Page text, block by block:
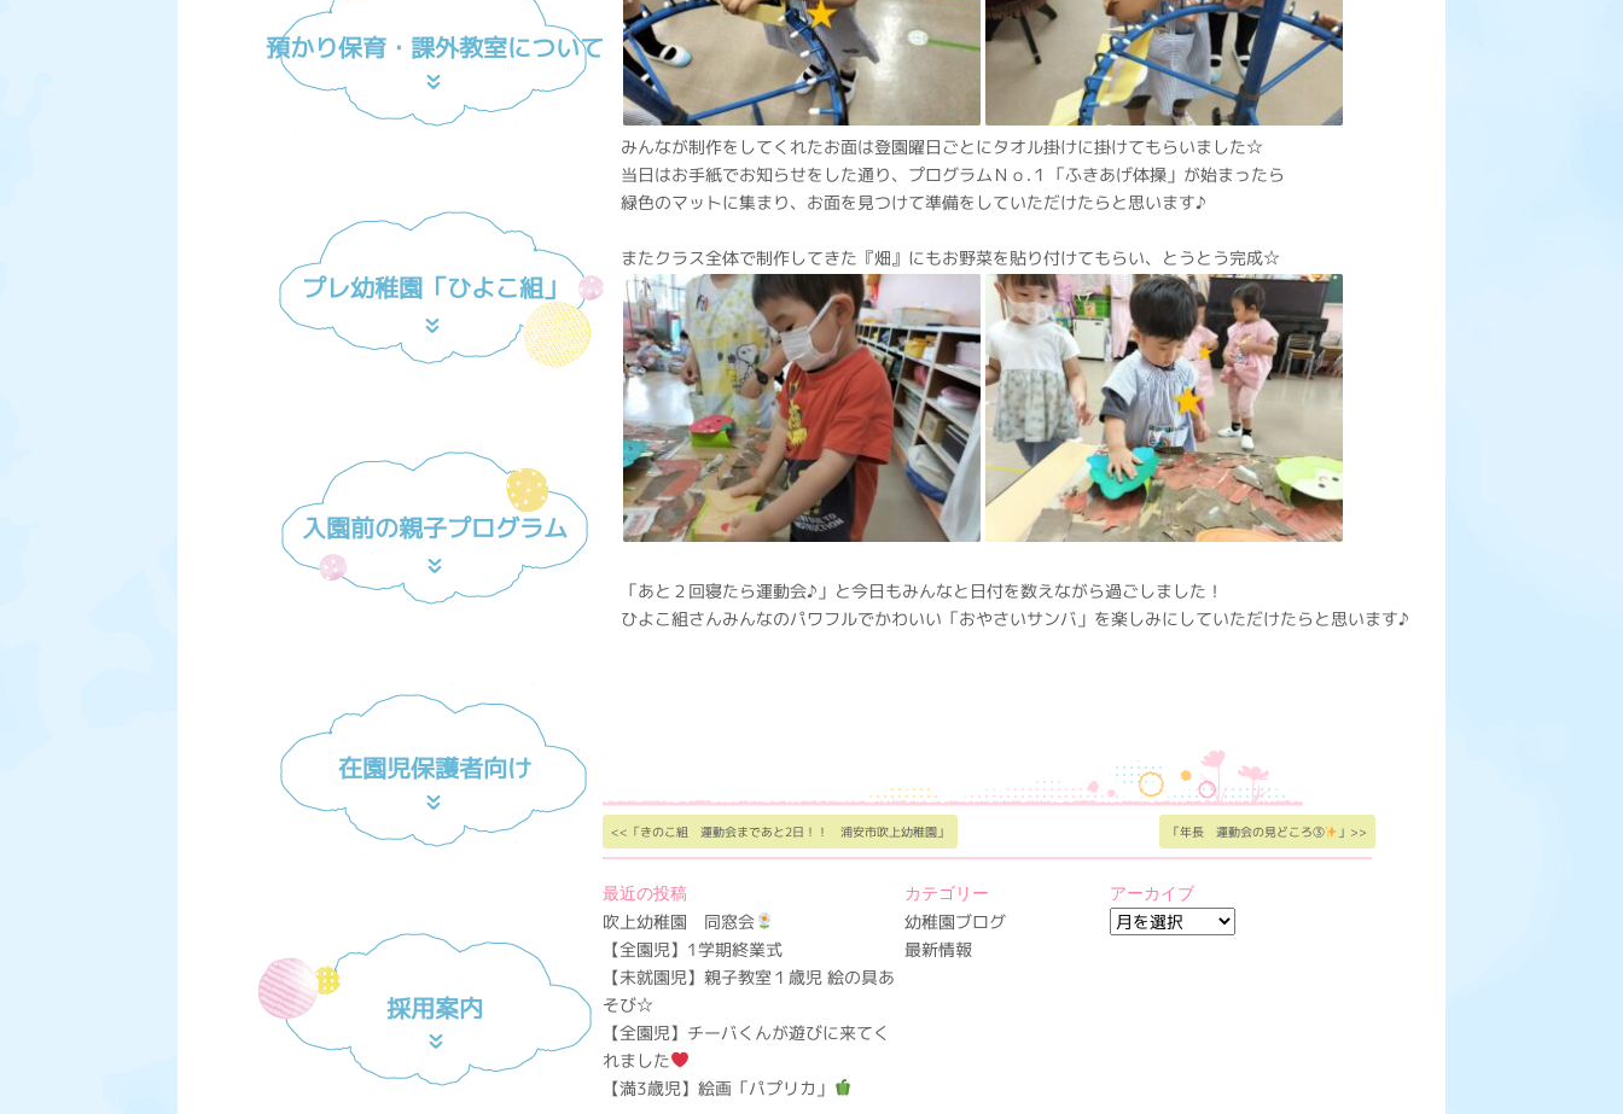
預かり保育・課外教室について
プレ幼稚園「ひよこ組」
入園前の親子プログラム
在園児保護者向け
採用案内
みんなが制作をしてくれたお面は登園曜日ごとにタオル掛けに掛けてもらいました☆
当日はお手紙でお知らせをした通り、プログラムＮｏ.１「ふきあげ体操」が始まったら
緑色のマットに集まり、お面を見つけて準備をしていただけたらと思います♪
またクラス全体で制作してきた『畑』にもお野菜を貼り付けてもらい、とうとう完成☆
「あと２回寝たら運動会♪」と今日もみんなと日付を数えながら過ごしました！
ひよこ組さんみんなのパワフルでかわいい「おやさいサンバ」を楽しみにしていただけたらと思います♪
<<「きのこ組 運動会まであと2日！！ 浦安市吹上幼稚園」 「年長 運動会の見どころ③ 」>>
最近の投稿
吹上幼稚園 同窓会
【全園児】1学期終業式
【未就園児】親子教室１歳児 絵の具あ
そび☆
【全園児】チーバくんが遊びに来てく
れました
【満3歳児】絵画「パプリカ」
カテゴリー
幼稚園ブログ
最新情報
アーカイブ
ア